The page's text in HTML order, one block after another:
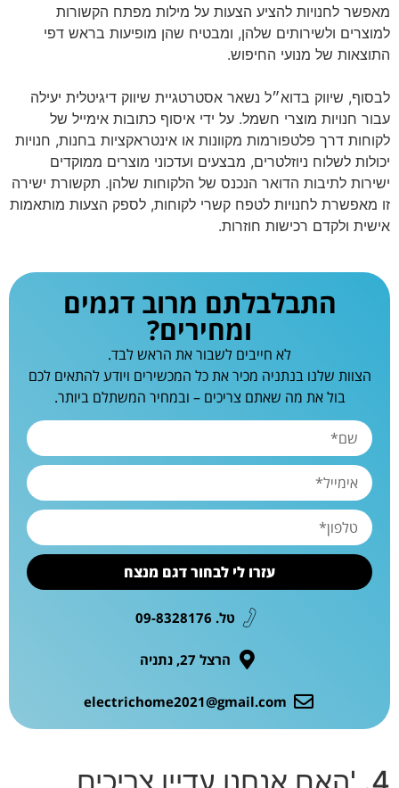
מאפשר לחנויות להציע הצעות על מילות מפתח הקשורות
למוצרים ולשירותים שלהן, ומבטיח שהן מופיעות בראש דפי
התוצאות של מנועי החיפוש.
לבסוף, שיווק בדוא״ל נשאר אסטרטגיית שיווק דיגיטלית יעילה
עבור חנויות מוצרי חשמל. על ידי איסוף כתובות אימייל של
לקוחות דרך פלטפורמות מקוונות או אינטראקציות בחנות, חנויות
יכולות לשלוח ניוזלטרים, מבצעים ועדכוני מוצרים ממוקדים
ישירות לתיבות הדואר הנכנס של הלקוחות שלהן. תקשורת ישירה
זו מאפשרת לחנויות לטפח קשרי לקוחות, לספק הצעות מותאמות
אישית ולקדם רכישות חוזרות.
התבלבלתם מרוב דגמים
ומחירים?
לא חייבים לשבור את הראש לבד.
הצוות שלנו בנתניה מכיר את כל המכשירים ויודע להתאים לכם
בול את מה שאתם צריכים – ובמחיר המשתלם ביותר.
עזרו לי לבחור דגם מנצח
טל. 09-8328176
הרצל 27, נתניה
electrichome2021@gmail.com